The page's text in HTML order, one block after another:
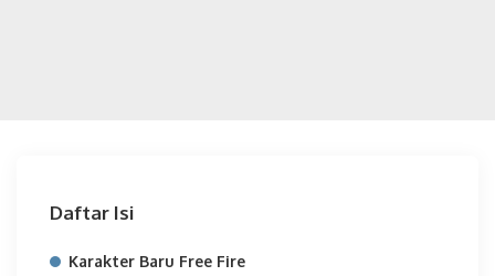
Daftar Isi
Karakter Baru Free Fire